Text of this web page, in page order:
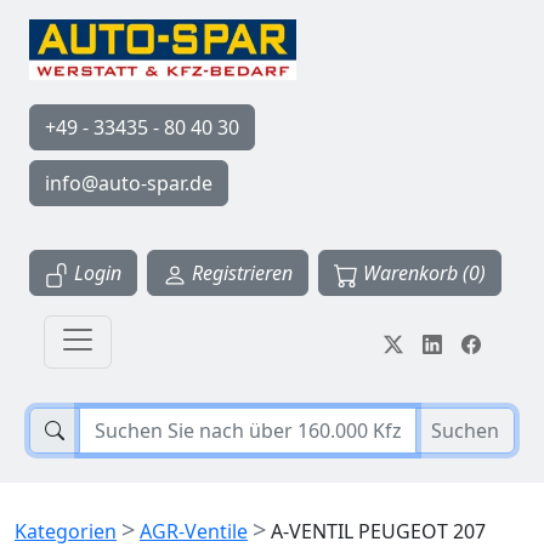
+49 - 33435 - 80 40 30
info@auto-spar.de
Login Registrieren Warenkorb (0)
Suchen
Kategorien >AGR-Ventile >A-VENTIL PEUGEOT 207